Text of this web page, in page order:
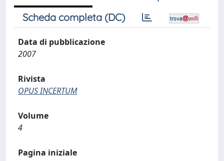
Scheda completa (DC)
Data di pubblicazione
2007
Rivista
OPUS INCERTUM
Volume
4
Pagina iniziale